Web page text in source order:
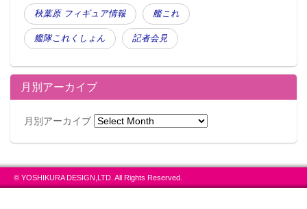
秋葉原 フィギュア情報 艦これ
艦隊これくしょん 記者会見
月別アーカイブ
月別アーカイブ
© YOSHIKURA DESIGN,LTD. All Rights Reserved.